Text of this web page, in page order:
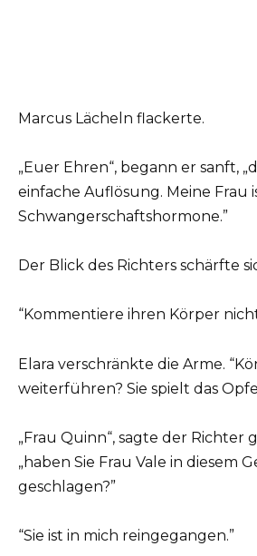
Marcus Lächeln flackerte.
„Euer Ehren“, begann er sanft,
einfache Auflösung. Meine Frau
Schwangerschaftshormone.”
Der Blick des Richters schärfte
“Kommentiere ihren Körper
Elara verschränkte die Arme.
weiterführen? Sie spielt das
„Frau Quinn“, sagte der Richter
„haben Sie Frau Vale in diesem
geschlagen?”
“Sie ist in mich reingegangen.”